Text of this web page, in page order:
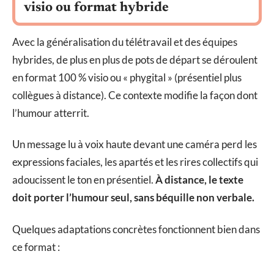
visio ou format hybride
Avec la généralisation du télétravail et des équipes
hybrides, de plus en plus de pots de départ se déroulent
en format 100 % visio ou « phygital » (présentiel plus
collègues à distance). Ce contexte modifie la façon dont
l’humour atterrit.
Un message lu à voix haute devant une caméra perd les
expressions faciales, les apartés et les rires collectifs qui
adoucissent le ton en présentiel.À distance, le texte
doit porter l’humour seul, sans béquille non verbale.
Quelques adaptations concrètes fonctionnent bien dans
ce format :